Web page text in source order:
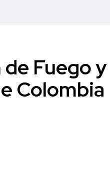
Fuego y
Colombia